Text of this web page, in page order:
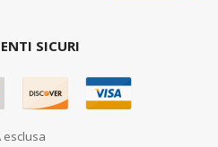
SICURI
esclusa